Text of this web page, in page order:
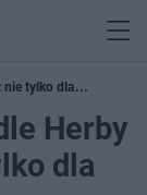
nie tylko dla
Herby
dla